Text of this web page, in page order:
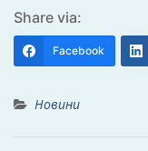
Share via:
Facebook
Новини